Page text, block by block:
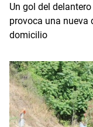
Un gol del
provoca una nueva
domicilio